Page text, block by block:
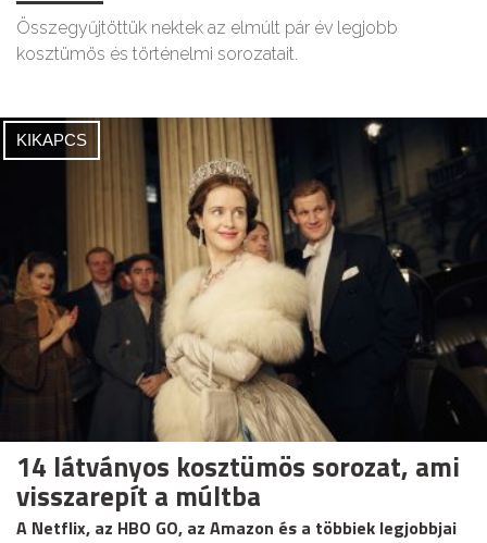
Összegyűjtöttük nektek az elmúlt pár év legjobb
kosztümös és történelmi sorozatait.
KIKAPCS
14 látványos kosztümös sorozat, ami
visszarepít a múltba
A Netflix, az HBO GO, az Amazon és a többiek legjobbjai